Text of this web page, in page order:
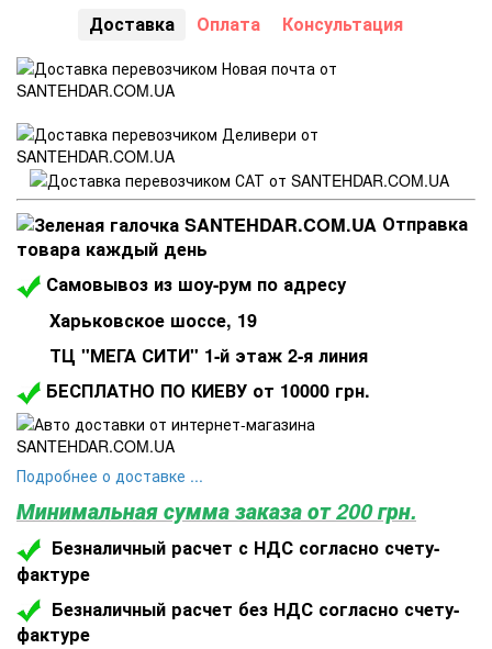
Доставка Оплата Консультация
Отправка
товара каждый день
Самовывоз из шоу-рум по адресу
Харьковское шоссе, 19
ТЦ "МЕГА СИТИ" 1-й этаж 2-я линия
БЕСПЛАТНО ПО КИЕВУ от 10000 грн.
Подробнее о доставке ...
Минимальная сумма заказа от 200 грн.
Безналичный расчет с НДС согласно счету-
фактуре
Безналичный расчет без НДС согласно счету-
фактуре